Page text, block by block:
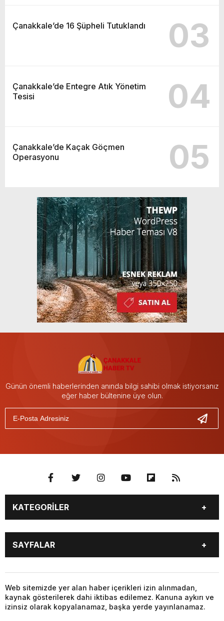
Çanakkale’de 16 Şüpheli Tutuklandı 03
Çanakkale’de Entegre Atık Yönetim
Tesisi
04
Çanakkale’de Kaçak Göçmen
Operasyonu
05
Günün önemli haberlerinden anında bilgi sahibi olmak istiyorsanız
eğer haber bültenine üye olun.
KATEGORİLER
GÜNDEM
SEKTÖR ÖZEL
DÜNYA
EKONOMİ
SPOR
SAYFALAR
DÜNYA
SİYASET
EKONOMİ
SPOR
Web sitemizde yer alan haber içerikleri izin alınmadan,
kaynak gösterilerek dahi iktibas edilemez. Kanuna aykırı ve
izinsiz olarak kopyalanamaz, başka yerde yayınlanamaz.